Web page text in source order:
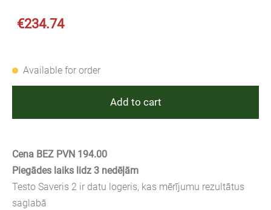
€234.74
Available for order
Add to cart
Cena BEZ PVN 194.00
Piegādes laiks lidz 3 nedēļām
Testo Saveris 2 ir datu logeris, kas mērījumu rezultātus
saglabā